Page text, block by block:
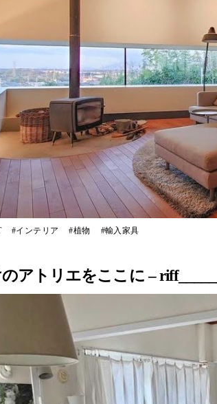
インテリア 植物 輸入家具
アトリエをここに –